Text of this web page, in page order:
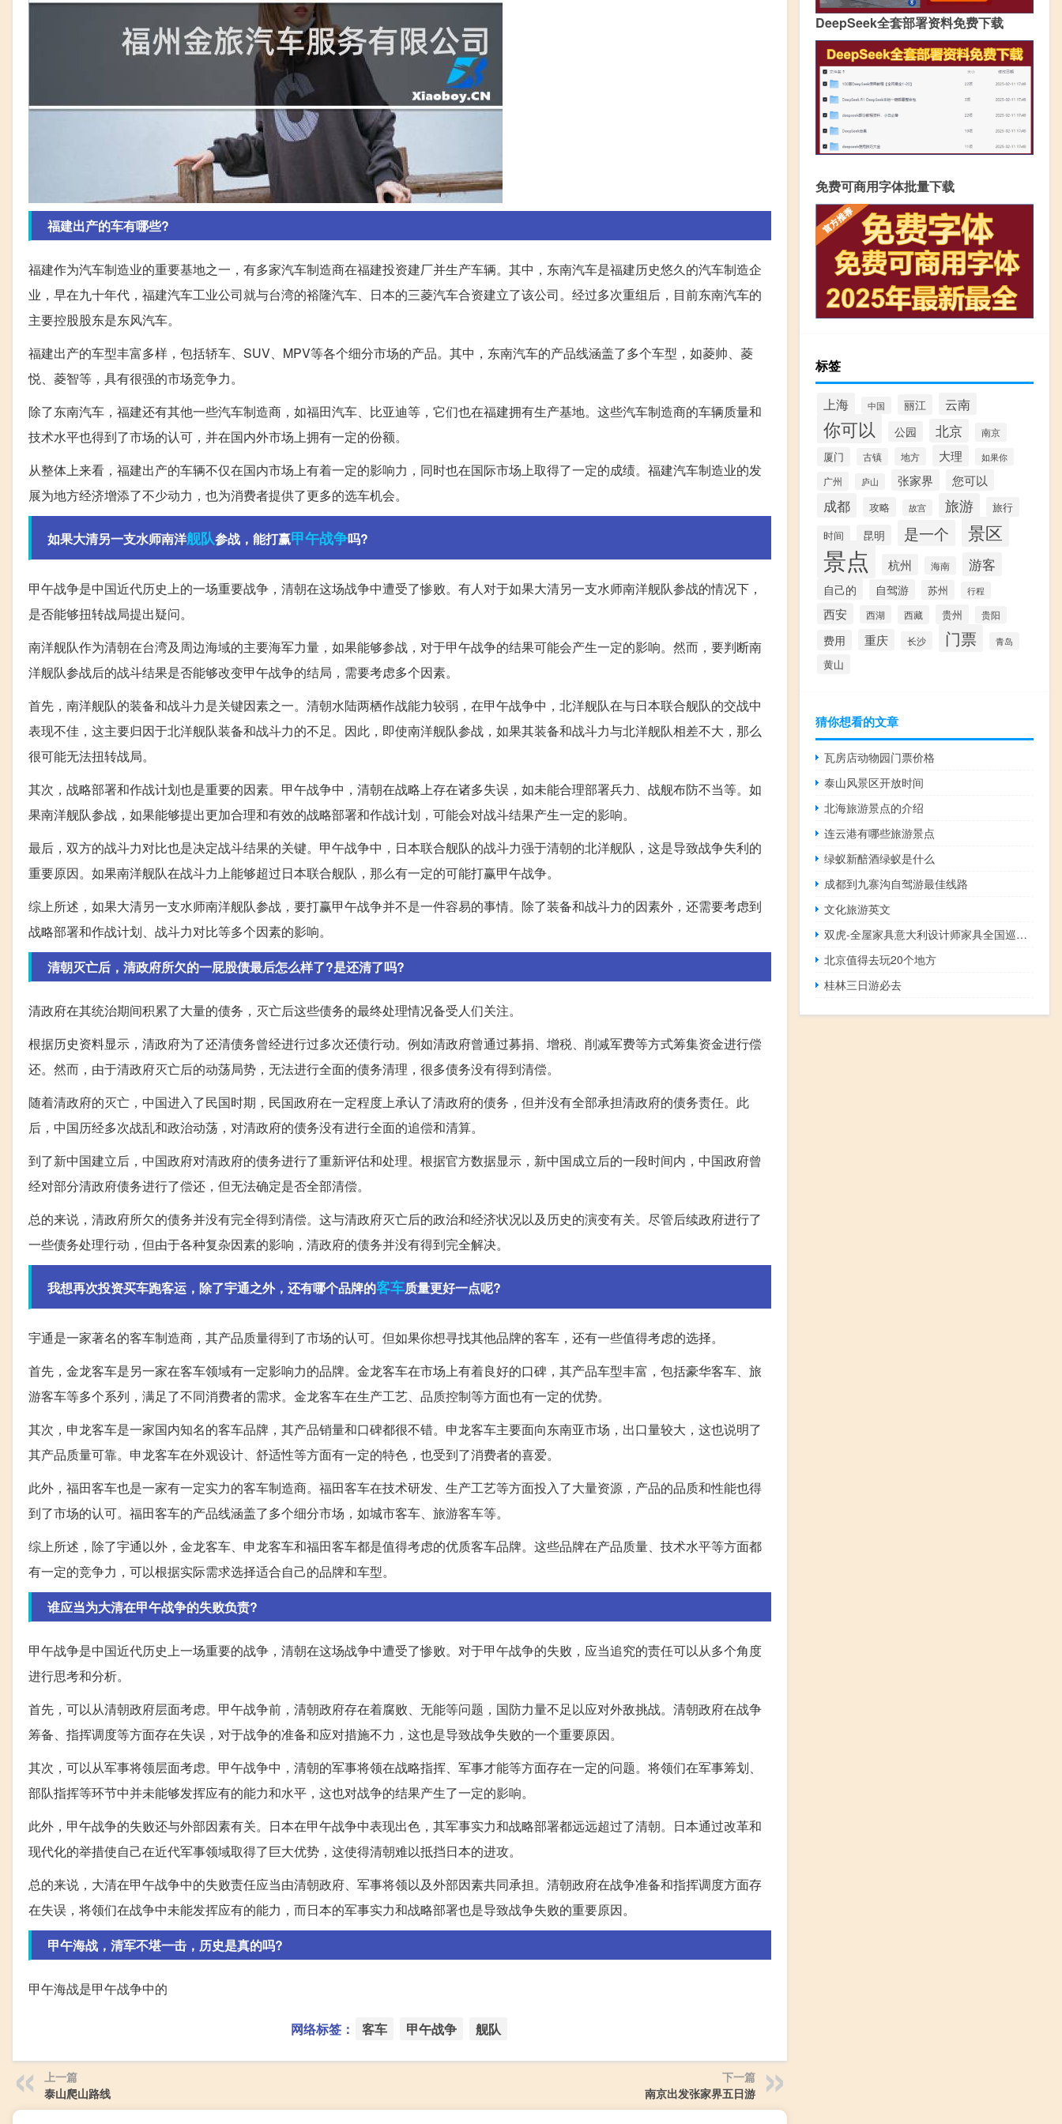
福建出产的车有哪些?
福建作为汽车制造业的重要基地之一，有多家汽车制造商在福建投资建厂并生产车辆。其中，东南汽车是福建历史悠久的汽车制造企
业，早在九十年代，福建汽车工业公司就与台湾的裕隆汽车、日本的三菱汽车合资建立了该公司。经过多次重组后，目前东南汽车的
主要控股股东是东风汽车。
福建出产的车型丰富多样，包括轿车、SUV、MPV等各个细分市场的产品。其中，东南汽车的产品线涵盖了多个车型，如菱帅、菱
悦、菱智等，具有很强的市场竞争力。
除了东南汽车，福建还有其他一些汽车制造商，如福田汽车、比亚迪等，它们也在福建拥有生产基地。这些汽车制造商的车辆质量和
技术水平也得到了市场的认可，并在国内外市场上拥有一定的份额。
从整体上来看，福建出产的车辆不仅在国内市场上有着一定的影响力，同时也在国际市场上取得了一定的成绩。福建汽车制造业的发
展为地方经济增添了不少动力，也为消费者提供了更多的选车机会。
如果大清另一支水师南洋舰队参战，能打赢甲午战争吗?
甲午战争是中国近代历史上的一场重要战争，清朝在这场战争中遭受了惨败。有人对于如果大清另一支水师南洋舰队参战的情况下，
是否能够扭转战局提出疑问。
南洋舰队作为清朝在台湾及周边海域的主要海军力量，如果能够参战，对于甲午战争的结果可能会产生一定的影响。然而，要判断南
洋舰队参战后的战斗结果是否能够改变甲午战争的结局，需要考虑多个因素。
首先，南洋舰队的装备和战斗力是关键因素之一。清朝水陆两栖作战能力较弱，在甲午战争中，北洋舰队在与日本联合舰队的交战中
表现不佳，这主要归因于北洋舰队装备和战斗力的不足。因此，即使南洋舰队参战，如果其装备和战斗力与北洋舰队相差不大，那么
很可能无法扭转战局。
其次，战略部署和作战计划也是重要的因素。甲午战争中，清朝在战略上存在诸多失误，如未能合理部署兵力、战舰布防不当等。如
果南洋舰队参战，如果能够提出更加合理和有效的战略部署和作战计划，可能会对战斗结果产生一定的影响。
最后，双方的战斗力对比也是决定战斗结果的关键。甲午战争中，日本联合舰队的战斗力强于清朝的北洋舰队，这是导致战争失利的
重要原因。如果南洋舰队在战斗力上能够超过日本联合舰队，那么有一定的可能打赢甲午战争。
综上所述，如果大清另一支水师南洋舰队参战，要打赢甲午战争并不是一件容易的事情。除了装备和战斗力的因素外，还需要考虑到
战略部署和作战计划、战斗力对比等多个因素的影响。
清朝灭亡后，清政府所欠的一屁股债最后怎么样了?是还清了吗?
清政府在其统治期间积累了大量的债务，灭亡后这些债务的最终处理情况备受人们关注。
根据历史资料显示，清政府为了还清债务曾经进行过多次还债行动。例如清政府曾通过募捐、增税、削减军费等方式筹集资金进行偿
还。然而，由于清政府灭亡后的动荡局势，无法进行全面的债务清理，很多债务没有得到清偿。
随着清政府的灭亡，中国进入了民国时期，民国政府在一定程度上承认了清政府的债务，但并没有全部承担清政府的债务责任。此
后，中国历经多次战乱和政治动荡，对清政府的债务没有进行全面的追偿和清算。
到了新中国建立后，中国政府对清政府的债务进行了重新评估和处理。根据官方数据显示，新中国成立后的一段时间内，中国政府曾
经对部分清政府债务进行了偿还，但无法确定是否全部清偿。
总的来说，清政府所欠的债务并没有完全得到清偿。这与清政府灭亡后的政治和经济状况以及历史的演变有关。尽管后续政府进行了
一些债务处理行动，但由于各种复杂因素的影响，清政府的债务并没有得到完全解决。
我想再次投资买车跑客运，除了宇通之外，还有哪个品牌的客车质量更好一点呢?
宇通是一家著名的客车制造商，其产品质量得到了市场的认可。但如果你想寻找其他品牌的客车，还有一些值得考虑的选择。
首先，金龙客车是另一家在客车领域有一定影响力的品牌。金龙客车在市场上有着良好的口碑，其产品车型丰富，包括豪华客车、旅
游客车等多个系列，满足了不同消费者的需求。金龙客车在生产工艺、品质控制等方面也有一定的优势。
其次，申龙客车是一家国内知名的客车品牌，其产品销量和口碑都很不错。申龙客车主要面向东南亚市场，出口量较大，这也说明了
其产品质量可靠。申龙客车在外观设计、舒适性等方面有一定的特色，也受到了消费者的喜爱。
此外，福田客车也是一家有一定实力的客车制造商。福田客车在技术研发、生产工艺等方面投入了大量资源，产品的品质和性能也得
到了市场的认可。福田客车的产品线涵盖了多个细分市场，如城市客车、旅游客车等。
综上所述，除了宇通以外，金龙客车、申龙客车和福田客车都是值得考虑的优质客车品牌。这些品牌在产品质量、技术水平等方面都
有一定的竞争力，可以根据实际需求选择适合自己的品牌和车型。
谁应当为大清在甲午战争的失败负责?
甲午战争是中国近代历史上一场重要的战争，清朝在这场战争中遭受了惨败。对于甲午战争的失败，应当追究的责任可以从多个角度
进行思考和分析。
首先，可以从清朝政府层面考虑。甲午战争前，清朝政府存在着腐败、无能等问题，国防力量不足以应对外敌挑战。清朝政府在战争
筹备、指挥调度等方面存在失误，对于战争的准备和应对措施不力，这也是导致战争失败的一个重要原因。
其次，可以从军事将领层面考虑。甲午战争中，清朝的军事将领在战略指挥、军事才能等方面存在一定的问题。将领们在军事筹划、
部队指挥等环节中并未能够发挥应有的能力和水平，这也对战争的结果产生了一定的影响。
此外，甲午战争的失败还与外部因素有关。日本在甲午战争中表现出色，其军事实力和战略部署都远远超过了清朝。日本通过改革和
现代化的举措使自己在近代军事领域取得了巨大优势，这使得清朝难以抵挡日本的进攻。
总的来说，大清在甲午战争中的失败责任应当由清朝政府、军事将领以及外部因素共同承担。清朝政府在战争准备和指挥调度方面存
在失误，将领们在战争中未能发挥应有的能力，而日本的军事实力和战略部署也是导致战争失败的重要原因。
甲午海战，清军不堪一击，历史是真的吗?
甲午海战是甲午战争中的
网络标签： 客车 甲午战争 舰队
上一篇
泰山爬山路线
下一篇
南京出发张家界五日游
DeepSeek全套部署资料免费下载
免费可商用字体批量下载
标签
上海 中国 丽江 云南
你可以 公园 北京
南京
厦门
古镇 地方 大理 如果你
广州 庐山 张家界 您可以
成都 攻略 故宫 旅游
旅行
时间
昆明 是一个 景区
景点 杭州 海南 游客
自己的 自驾游 苏州 行程
西安 西湖 西藏 贵州 贵阳
费用 重庆 长沙 门票 青岛
黄山
猜你想看的文章
瓦房店动物园门票价格
泰山风景区开放时间
北海旅游景点的介绍
连云港有哪些旅游景点
绿蚁新醅酒绿蚁是什么
成都到九寨沟自驾游最佳线路
文化旅游英文
双虎-全屋家具意大利设计师家具全国巡展火爆来袭
北京值得去玩20个地方
桂林三日游必去